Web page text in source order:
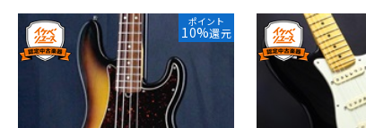
ポイント
10%還元